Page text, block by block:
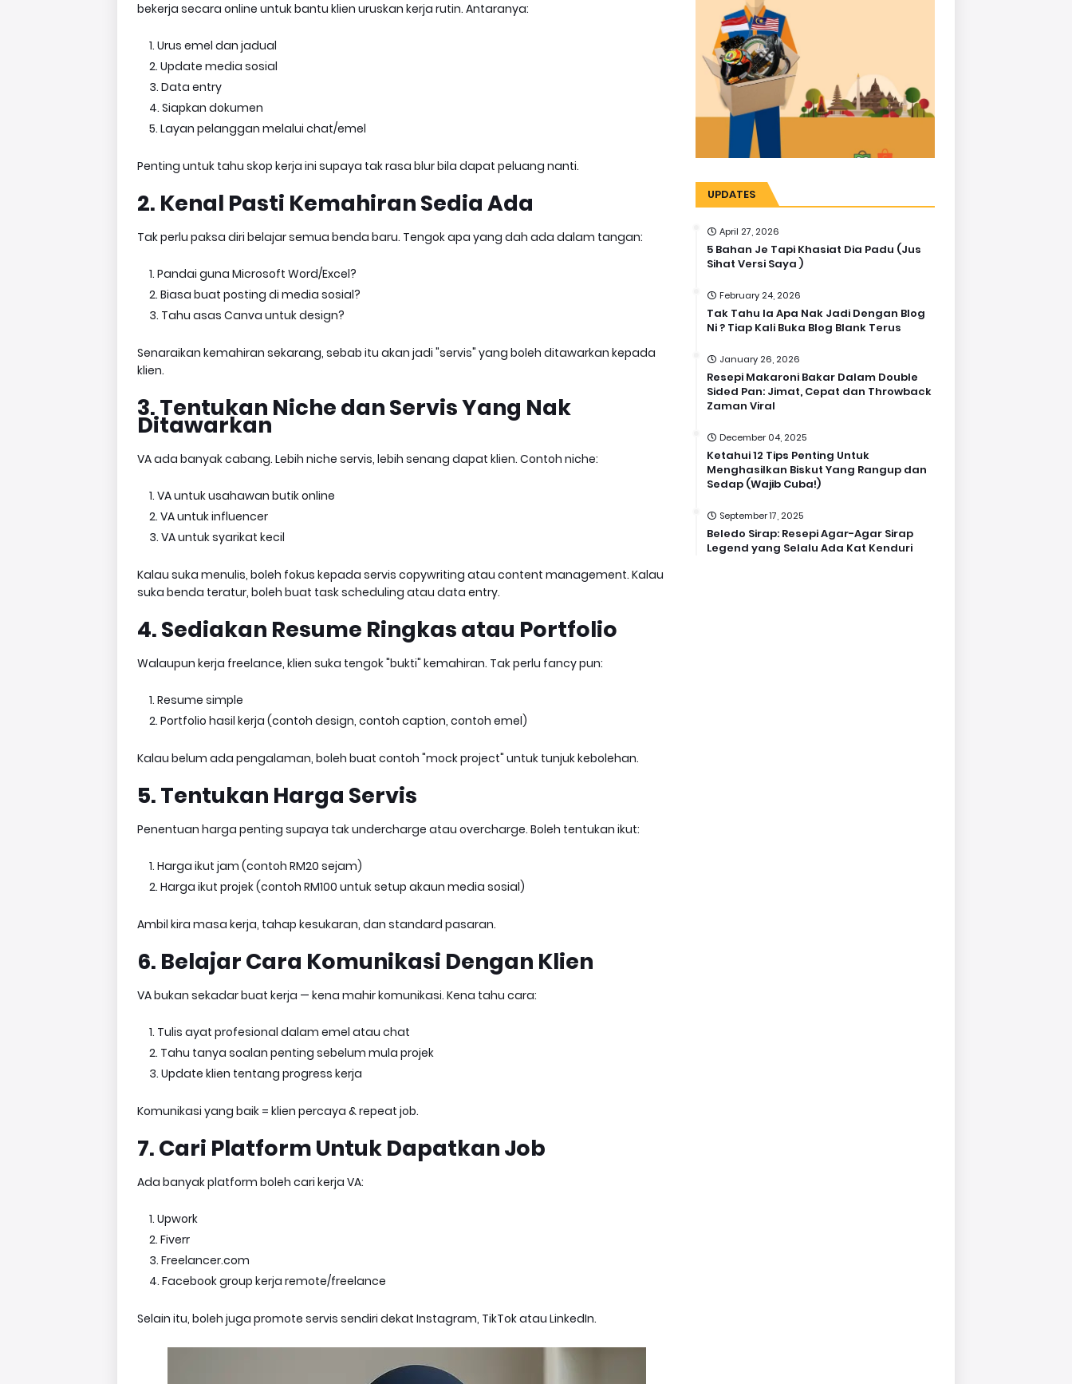
bekerja secara online untuk bantu klien uruskan kerja rutin. Antaranya:
Urus emel dan jadual
Update media sosial
Data entry
Siapkan dokumen
Layan pelanggan melalui chat/emel
Penting untuk tahu skop kerja ini supaya tak rasa blur bila dapat peluang nanti.
2. Kenal Pasti Kemahiran Sedia Ada
Tak perlu paksa diri belajar semua benda baru. Tengok apa yang dah ada dalam tangan:
Pandai guna Microsoft Word/Excel?
Biasa buat posting di media sosial?
Tahu asas Canva untuk design?
Senaraikan kemahiran sekarang, sebab itu akan jadi "servis" yang boleh ditawarkan kepada
klien.
3. Tentukan Niche dan Servis Yang Nak
Ditawarkan
VA ada banyak cabang. Lebih niche servis, lebih senang dapat klien. Contoh niche:
VA untuk usahawan butik online
VA untuk influencer
VA untuk syarikat kecil
Kalau suka menulis, boleh fokus kepada servis copywriting atau content management. Kalau
suka benda teratur, boleh buat task scheduling atau data entry.
4. Sediakan Resume Ringkas atau Portfolio
Walaupun kerja freelance, klien suka tengok "bukti" kemahiran. Tak perlu fancy pun:
Resume simple
Portfolio hasil kerja (contoh design, contoh caption, contoh emel)
Kalau belum ada pengalaman, boleh buat contoh "mock project" untuk tunjuk kebolehan.
5. Tentukan Harga Servis
Penentuan harga penting supaya tak undercharge atau overcharge. Boleh tentukan ikut:
Harga ikut jam (contoh RM20 sejam)
Harga ikut projek (contoh RM100 untuk setup akaun media sosial)
Ambil kira masa kerja, tahap kesukaran, dan standard pasaran.
6. Belajar Cara Komunikasi Dengan Klien
VA bukan sekadar buat kerja — kena mahir komunikasi. Kena tahu cara:
Tulis ayat profesional dalam emel atau chat
Tahu tanya soalan penting sebelum mula projek
Update klien tentang progress kerja
Komunikasi yang baik = klien percaya & repeat job.
7. Cari Platform Untuk Dapatkan Job
Ada banyak platform boleh cari kerja VA:
Upwork
Fiverr
Freelancer.com
Facebook group kerja remote/freelance
Selain itu, boleh juga promote servis sendiri dekat Instagram, TikTok atau LinkedIn.
UPDATES
April 27, 2026
5 Bahan Je Tapi Khasiat Dia Padu (Jus
Sihat Versi Saya )
February 24, 2026
Tak Tahu la Apa Nak Jadi Dengan Blog
Ni ? Tiap Kali Buka Blog Blank Terus
January 26, 2026
Resepi Makaroni Bakar Dalam Double
Sided Pan: Jimat, Cepat dan Throwback
Zaman Viral
December 04, 2025
Ketahui 12 Tips Penting Untuk
Menghasilkan Biskut Yang Rangup dan
Sedap (Wajib Cuba!)
September 17, 2025
Beledo Sirap: Resepi Agar-Agar Sirap
Legend yang Selalu Ada Kat Kenduri